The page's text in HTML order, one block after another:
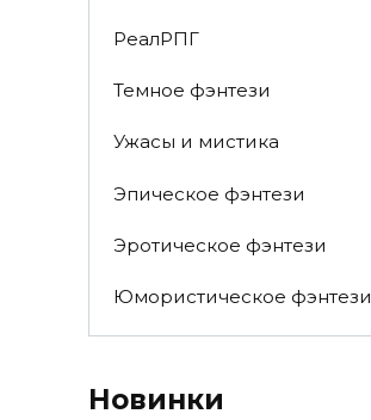
РеалРПГ
Темное фэнтези
Ужасы и мистика
Эпическое фэнтези
Эротическое фэнтези
Юмористическое фэнтези
Новинки